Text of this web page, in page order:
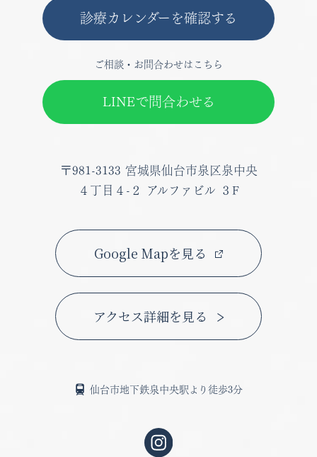
診療カレンダーを確認する
ご相談・お問合わせはこちら
LINEで問合わせる
〒981-3133 宮城県仙台市泉区泉中央
４丁目４-２ アルファビル ３F
Google Mapを見る
アクセス詳細を見る
仙台市地下鉄泉中央駅より徒歩3分